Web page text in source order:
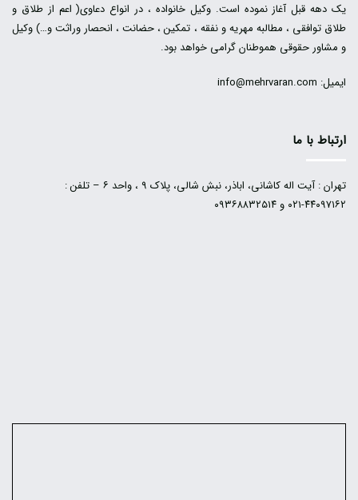
یک دهه قبل آغاز نموده است. وکیل خانواده ، در انواع دعاوی( اعم از طلاق و
طلاق توافقی ، مطالبه مهریه و نفقه ، تمکین ، حضانت ، انحصار وراثت و…) وکیل
و مشاور حقوقی هموطنان گرامی خواهد بود.
ایمیل: info@mehrvaran.com
ارتباط با ما
تهران : آیت اله کاشانی، اباذر، نبش شالی، پلاک ۹ ، واحد ۶ – تلفن :
۴۴۰۹۷۱۶۲-۰۲۱ و ۰۹۳۶۸۸۳۲۵۱۴